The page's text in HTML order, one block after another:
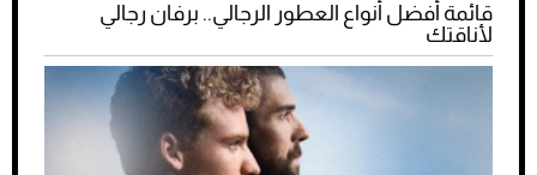
قائمة أفضل أنواع العطور الرجالي.. برفان رجالي
لأناقتك